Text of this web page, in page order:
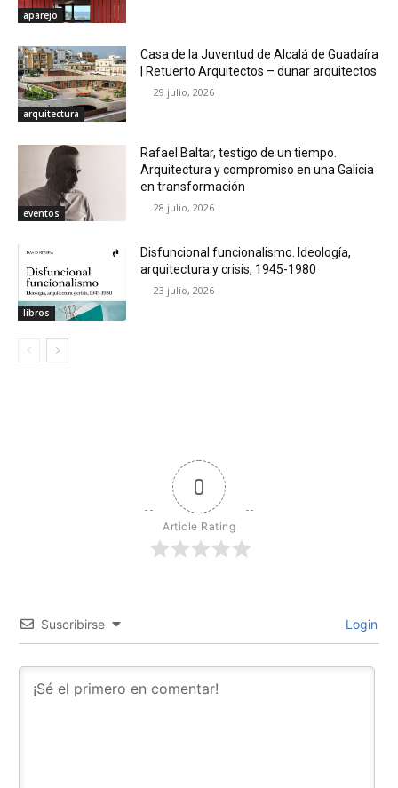
aparejo
arquitectura
Casa de la Juventud de Alcalá de Guadaíra
| Retuerto Arquitectos – dunar arquitectos
29 julio, 2026
eventos
Rafael Baltar, testigo de un tiempo.
Arquitectura y compromiso en una Galicia
en transformación
28 julio, 2026
libros
Disfuncional funcionalismo. Ideología,
arquitectura y crisis, 1945-1980
23 julio, 2026
0
Article Rating
Suscribirse Login